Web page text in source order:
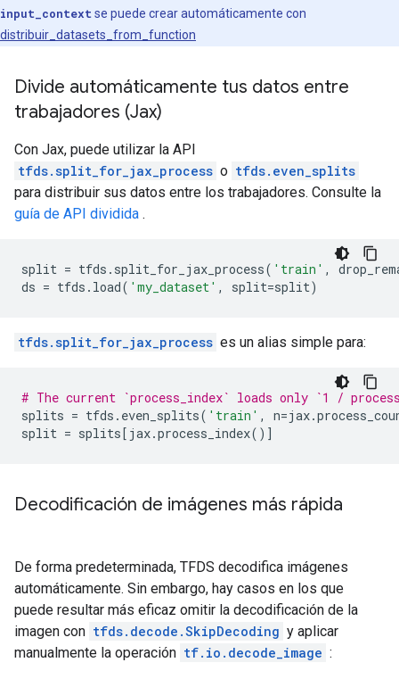
input_context se puede crear automáticamente con
distribuir_datasets_from_function
Divide automáticamente tus datos entre
trabajadores (Jax)
Con Jax, puede utilizar la API
tfds.split_for_jax_process o tfds.even_splits
para distribuir sus datos entre los trabajadores. Consulte la
guía de API dividida .
split = tfds . split_for_jax_process( 'train' ,
ds = tfds . load( 'my_dataset' , split=split)
tfds.split_for_jax_process es un alias simple para:
# The current `process_index` loads only `1 /
splits = tfds . even_splits( 'train' , n=jax.
split = splits[ jax.process_index()]
Decodificación de imágenes más rápida
De forma predeterminada, TFDS decodifica imágenes
automáticamente. Sin embargo, hay casos en los que
puede resultar más eficaz omitir la decodificación de la
imagen con tfds.decode.SkipDecoding y aplicar
manualmente la operación tf.io.decode_image :